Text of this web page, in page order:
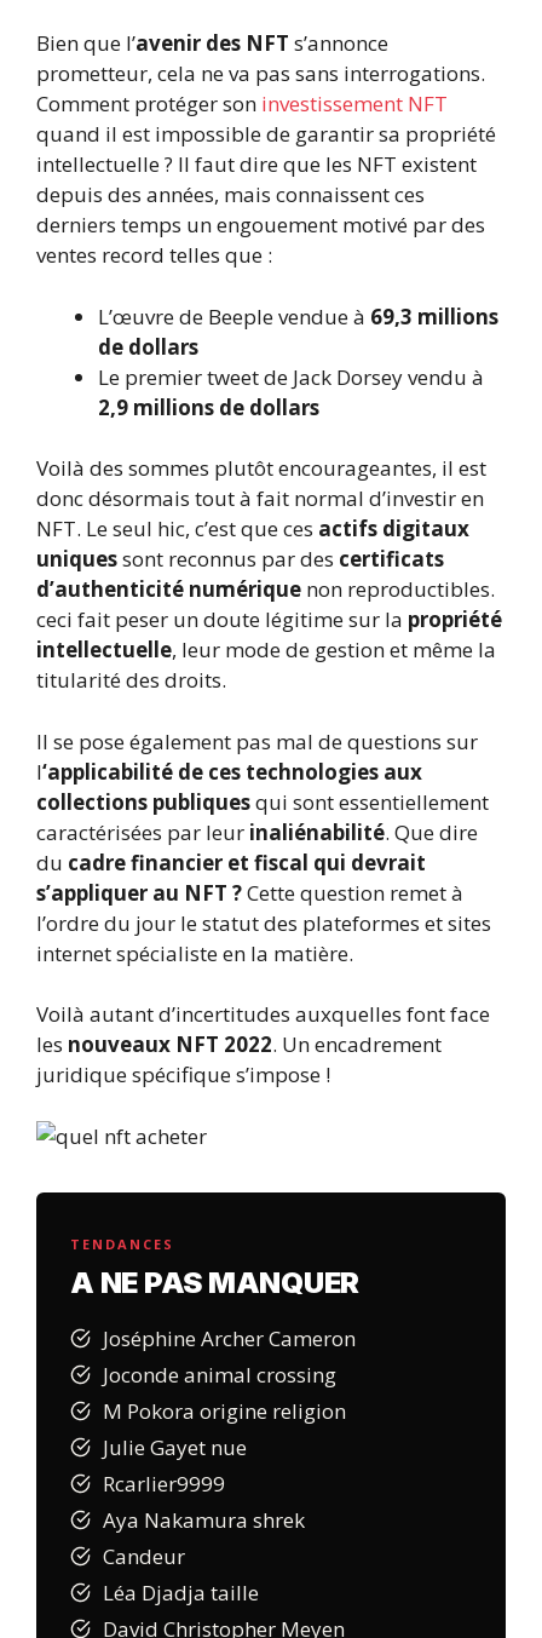
Bien que l’avenir des NFT s’annonce
prometteur, cela ne va pas sans interrogations.
Comment protéger son investissement NFT
quand il est impossible de garantir sa propriété
intellectuelle ? Il faut dire que les NFT existent
depuis des années, mais connaissent ces
derniers temps un engouement motivé par des
ventes record telles que :
L’œuvre de Beeple vendue à 69,3 millions
de dollars
Le premier tweet de Jack Dorsey vendu à
2,9 millions de dollars
Voilà des sommes plutôt encourageantes, il est
donc désormais tout à fait normal d’investir en
NFT. Le seul hic, c’est que ces actifs digitaux
uniquessont reconnus par des certificats
d’authenticité numérique non reproductibles.
ceci fait peser un doute légitime sur la propriété
intellectuelle, leur mode de gestion et même la
titularité des droits.
Il se pose également pas mal de questions sur
l‘applicabilité de ces technologies aux
collections publiquesqui sont essentiellement
caractérisées par leur inaliénabilité. Que dire
du cadre financier et fiscal qui devrait
s’appliquer au NFT ?Cette question remet à
l’ordre du jour le statut des plateformes et sites
internet spécialiste en la matière.
Voilà autant d’incertitudes auxquelles font face
les nouveaux NFT 2022. Un encadrement
juridique spécifique s’impose !
TENDANCES
A NE PAS MANQUER
Joséphine Archer Cameron
Joconde animal crossing
M Pokora origine religion
Julie Gayet nue
Rcarlier9999
Aya Nakamura shrek
Candeur
Léa Djadja taille
David Christopher Meyen